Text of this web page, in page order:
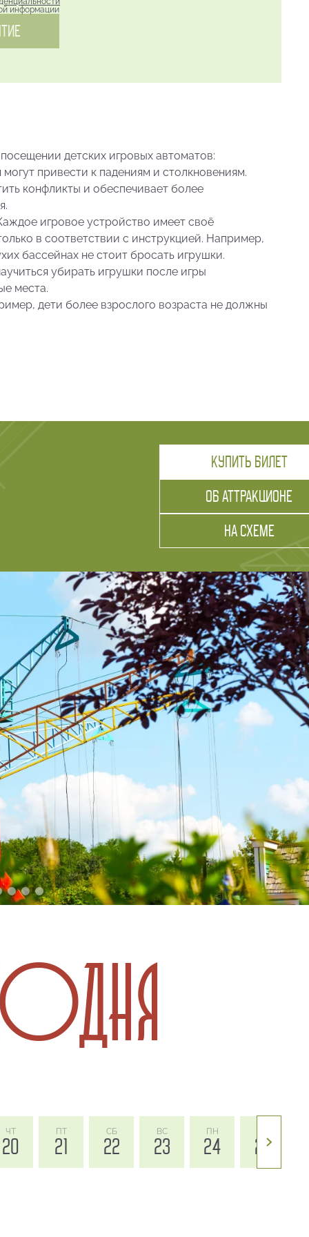
информации
детских игровых автоматов:
привести к падениям и столкновениям.
конфликты и обеспечивает более
игровое устройство имеет своё
в соответствии с инструкцией. Например,
бассейнах не стоит бросать игрушки.
убирать игрушки после игры
места.
дети более взрослого возраста не должны
проверить лично, как пристёгнут ребёнок,
зоне, родители должны находиться рядом,
более чем на час, родители должны
и поведение ребёнка.
— это поможет понять содержание игры
детьми игровых автоматов — определить
может посвятить виртуальным развлечениям,
КУПИТЬ БИЛЕТ
ОБ АТТРАКЦИОНЕ
НА СХЕМЕ
ЧТ
20
ПТ
21
СБ
22
ВС
23
ПН
24 25